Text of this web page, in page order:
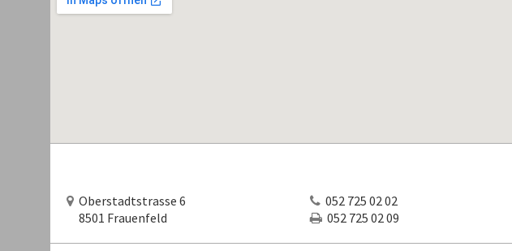
Oberstadtstrasse 6
8501 Frauenfeld
052 725 02 02
052 725 02 09